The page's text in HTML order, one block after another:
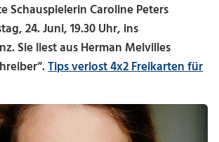
Schauspielerin Caroline Peters
24. Juni, 19.30 Uhr, ins
Sie liest aus Herman Melvilles
Tips verlost 4x2 Freikarten für